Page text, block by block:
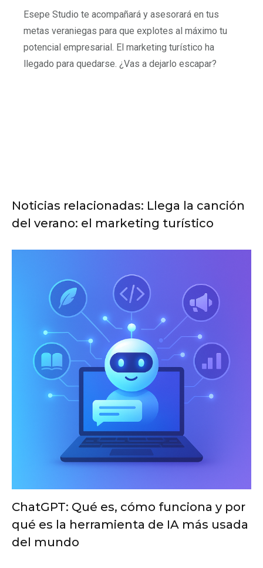
Esepe Studio te acompañará y asesorará en tus
metas veraniegas para que explotes al máximo tu
potencial empresarial. El marketing turístico ha
llegado para quedarse. ¿Vas a dejarlo escapar?
Noticias relacionadas: Llega la canción
del verano: el marketing turístico
ChatGPT: Qué es, cómo funciona y por
qué es la herramienta de IA más usada
del mundo